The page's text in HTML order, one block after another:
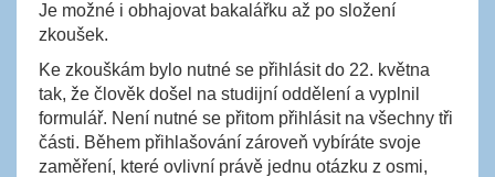
Je možné i obhajovat bakalářku až po složení
zkoušek.
Ke zkouškám bylo nutné se přihlásit do 22. května
tak, že člověk došel na studijní oddělení a vyplnil
formulář. Není nutné se přitom přihlásit na všechny tři
části. Během přihlašování zároveň vybíráte svoje
zaměření, které ovlivní právě jednu otázku z osmi,